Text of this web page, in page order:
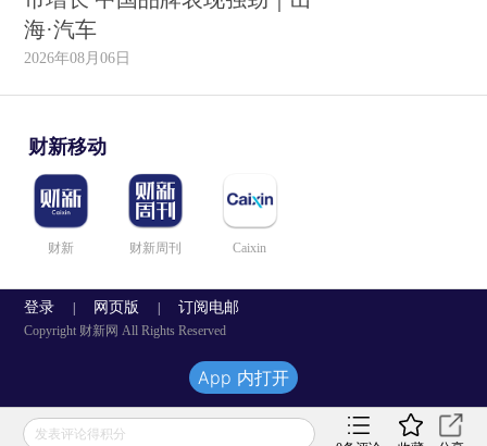
海·汽车
2026年08月06日
财新移动
财新 财新周刊 Caixin
登录 | 网页版 | 订阅电邮
Copyright 财新网 All Rights Reserved
发表评论得积分
App 内打开